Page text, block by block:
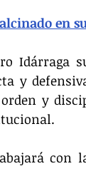
en
Idárraga
y
y
con